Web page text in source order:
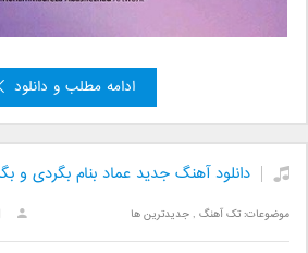
ادامه مطلب و دانلود
دانلود آهنگ جدید عماد بنام بگردی و
موضوعات:تک آهنگ ,جدیدترین ها